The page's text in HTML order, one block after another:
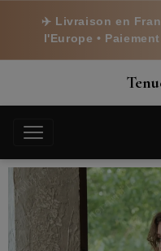
✈️ Livraison en
l'Europe •